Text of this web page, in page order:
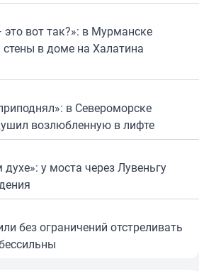
вот так?»: в Мурманске
в доме на Халатина
в Североморске
возлюбленную в лифте
у моста через Лувеньгу
без ограничений отстреливать